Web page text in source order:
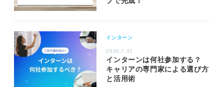
インターン
2026.7.31
インターンは何社参加する？
キャリアの専門家による選び方
と活用術